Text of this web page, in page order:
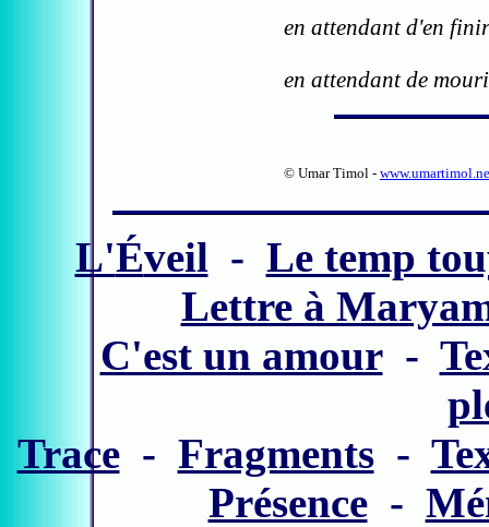
en attendant d'en
en attendant de
© Umar Timol -
L'Éveil - Le temp
Lettre à
C'est un amour-
Trace- Fragments-
Présence-